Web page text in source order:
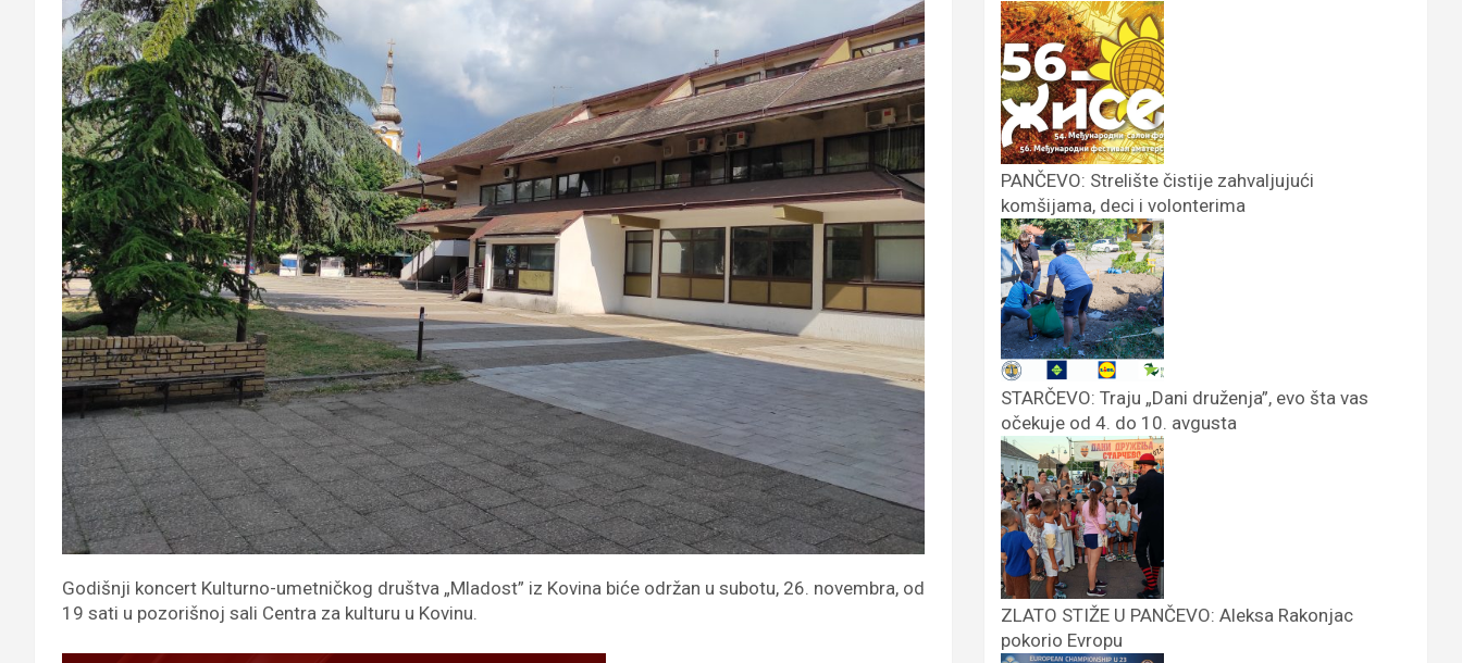
Godišnji koncert Kulturno-umetničkog društva „Mladost” iz Kovina biće održan u subotu, 26. novembra, od
19 sati u pozorišnoj sali Centra za kulturu u Kovinu.
PANČEVO: Strelište čistije zahvaljujući
komšijama, deci i volonterima
STARČEVO: Traju „Dani druženja”, evo šta vas
očekuje od 4. do 10. avgusta
ZLATO STIŽE U PANČEVO: Aleksa Rakonjac
pokorio Evropu